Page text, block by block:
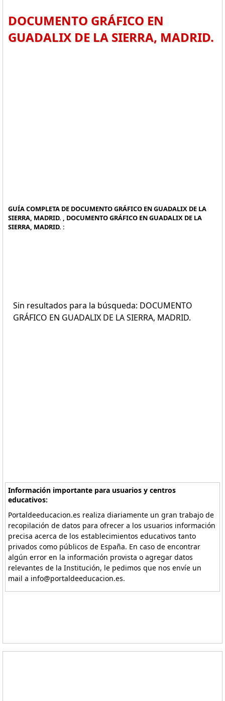
DOCUMENTO GRÁFICO EN
GUADALIX DE LA SIERRA, MADRID.
GUÍA COMPLETA DE DOCUMENTO GRÁFICO EN GUADALIX DE LA
SIERRA, MADRID. , DOCUMENTO GRÁFICO EN GUADALIX DE LA
SIERRA, MADRID. :
Sin resultados para la búsqueda: DOCUMENTO
GRÁFICO EN GUADALIX DE LA SIERRA, MADRID.
Información importante para usuarios y centros
educativos:
Portaldeeducacion.es realiza diariamente un gran trabajo de
recopilación de datos para ofrecer a los usuarios información
precisa acerca de los establecimientos educativos tanto
privados como públicos de España. En caso de encontrar
algún error en la información provista o agregar datos
relevantes de la Institución, le pedimos que nos envíe un
mail a info@portaldeeducacion.es.